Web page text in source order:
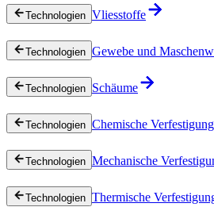
Technologien Vliesstoffe
Technologien Gewebe und
Technologien Schäume
Technologien Chemische Verfestigung
Technologien Mechanische
Technologien Thermische